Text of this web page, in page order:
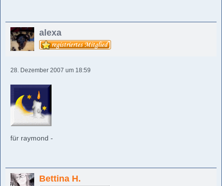
alexa
28. Dezember 2007 um 18:59
für raymond -
Bettina H.